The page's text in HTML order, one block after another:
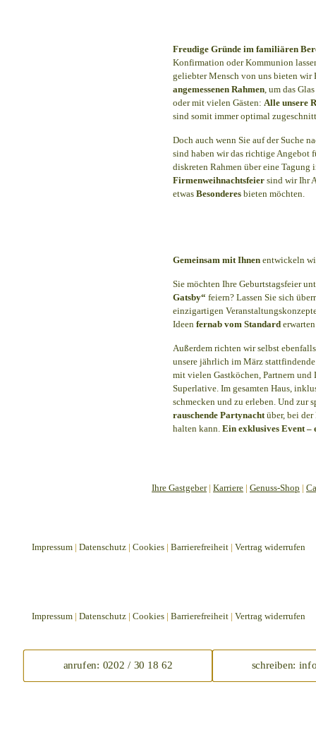
Freudige Gründe im familiären
Konfirmation oder Kommunion
geliebter Mensch von uns bieten
angemessenen Rahmen, um das
oder mit vielen Gästen: Alle unsere
sind somit immer optimal
Doch auch wenn Sie auf der Suche
sind haben wir das richtige Angebot
diskreten Rahmen über eine
Firmenweihnachtsfeier sind wir Ihr
etwas Besonderes bieten möchten.
Gemeinsam mit Ihnen entwickeln
Sie möchten Ihre Geburtstagsfeier
Gatsby“ feiern? Lassen Sie sich
einzigartigen
Ideen fernab vom Standard
Außerdem richten wir selbst
unsere jährlich im März stattfindende
mit vielen Gastköchen, Partnern und
Superlative. Im gesamten Haus,
schmecken und zu erleben. Und zur
rauschende Partynachtüber, bei der
halten kann. Ein exklusives Event
Ihre Gastgeber | Karriere | Genuss-Shop |
Impressum | Datenschutz | Cookies | Barrierefreiheit | Vertrag widerrufen
Impressum | Datenschutz | Cookies | Barrierefreiheit | Vertrag widerrufen
anrufen: 0202 / 30 18 62 schreiben: